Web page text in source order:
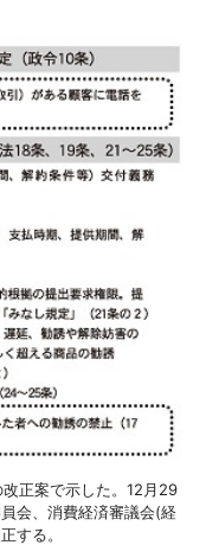
正案で示した。12月29
会、消費経済審議会(経
する。